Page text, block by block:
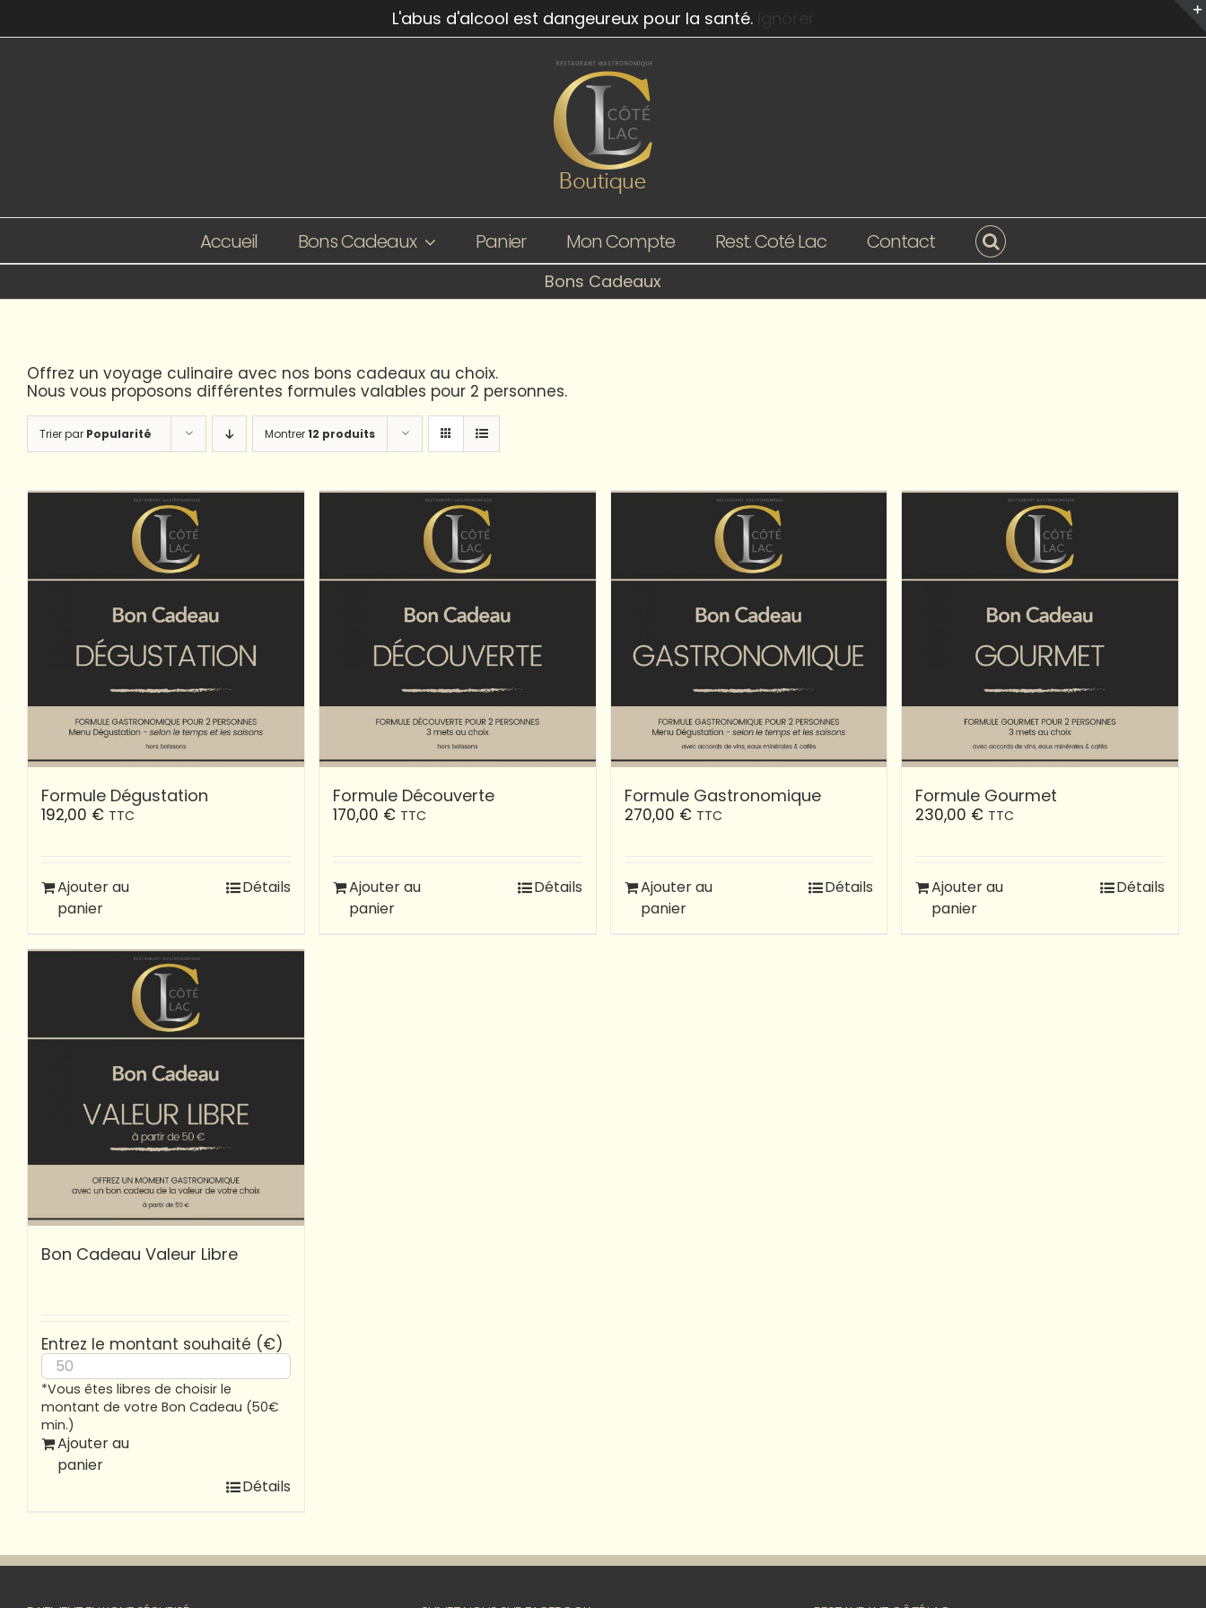
L'abus d'alcool est dangeureux pour la santé.
contenu
Accueil Bons Cadeaux Panier Mon Compte Rest. Coté Lac Contact
Bons Cadeaux
Offrez un voyage culinaire avec nos bons cadeaux au choix.
Nous vous proposons différentes formules valables pour 2 personnes.
Trier par Popularité Montrer12 produits
Formule Dégustation
192,00 € TTC
Ajouter au
panier
Détails
Formule Découverte
170,00 € TTC
Ajouter au
panier
Détails
Formule Gastronomique
270,00 € TTC
Ajouter au
panier
Détails
Formule Gourmet
230,00 € TTC
Ajouter au
panier
Détails
Bon Cadeau Valeur Libre
Entrez le montant souhaité (€)
*Vous êtes libres de choisir le
montant de votre Bon Cadeau (50€
min.)
Ajouter au
panier
Détails